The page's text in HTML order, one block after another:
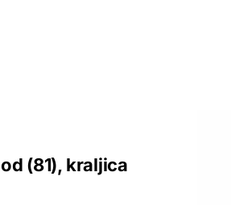
(81), kraljica